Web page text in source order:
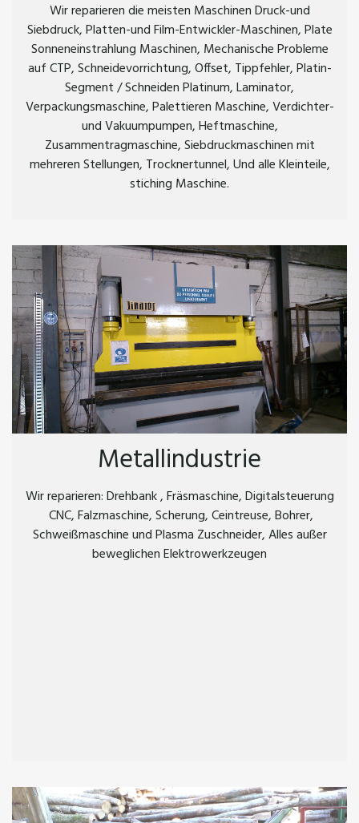
Wir reparieren die meisten Maschinen Druck-und
Siebdruck, Platten-und Film-Entwickler-Maschinen, Plate
Sonneneinstrahlung Maschinen, Mechanische Probleme
auf CTP, Schneidevorrichtung, Offset, Tippfehler, Platin-
Segment / Schneiden Platinum, Laminator,
Verpackungsmaschine, Palettieren Maschine, Verdichter-
und Vakuumpumpen, Heftmaschine,
Zusammentragmaschine, Siebdruckmaschinen mit
mehreren Stellungen, Trocknertunnel, Und alle Kleinteile,
stiching Maschine.
Metallindustrie
Wir reparieren: Drehbank , Fräsmaschine, Digitalsteuerung
CNC, Falzmaschine, Scherung, Ceintreuse, Bohrer,
Schweißmaschine und Plasma Zuschneider, Alles außer
beweglichen Elektrowerkzeugen